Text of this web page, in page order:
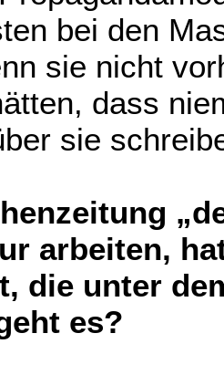
bei den
sie nicht
dass
sie
arbeiten,
die unter
es?